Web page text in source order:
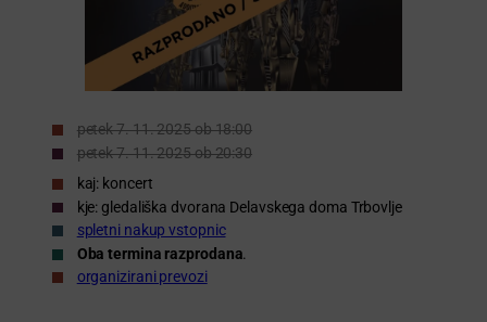
petek 7. 11. 2025 ob 18:00
petek 7. 11. 2025 ob 20:30
kaj: koncert
kje: gledališka dvorana Delavskega doma Trbovlje
spletni nakup vstopnic
Oba termina razprodana.
organizirani prevozi